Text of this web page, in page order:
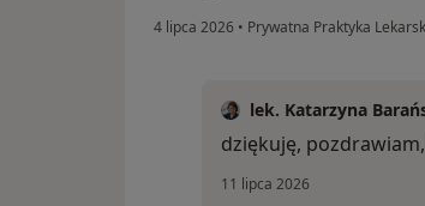
4 lipca 2026 • Prywatna Praktyka
lek. Katarzyna
dziękuję,
11 lipca 2026